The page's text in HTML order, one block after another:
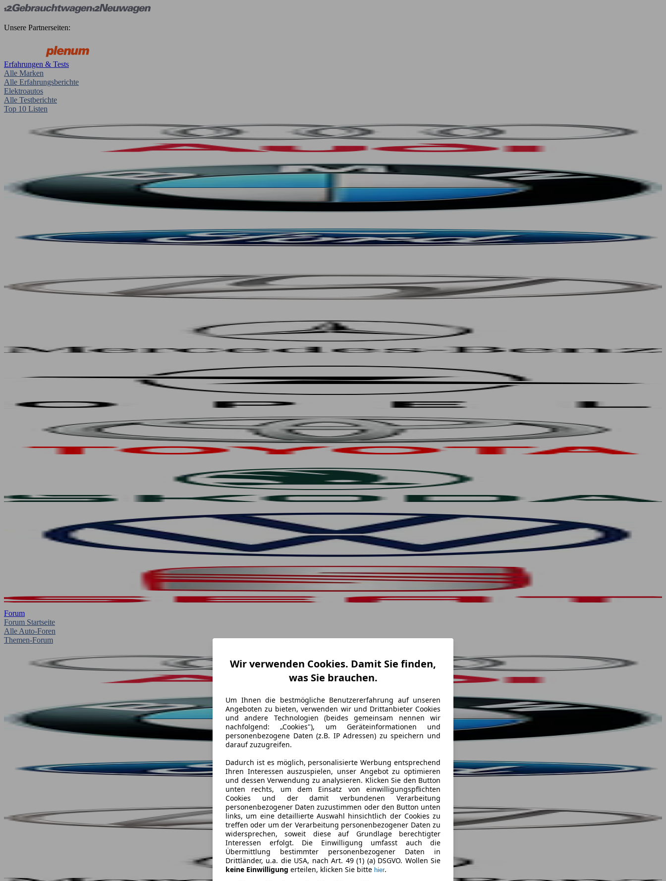
Unsere Partnerseiten:
Erfahrungen & Tests
Alle Marken
Alle Erfahrungsberichte
Elektroautos
Alle Testberichte
Top 10 Listen
Forum
Forum Startseite
Alle Auto-Foren
Themen-Forum
Wir verwenden Cookies. Damit Sie finden,
was Sie brauchen.
Um Ihnen die bestmögliche Benutzererfahrung auf unseren
Angeboten zu bieten, verwenden wir und Drittanbieter Cookies
und andere Technologien (beides gemeinsam nennen wir
nachfolgend: „Cookies"), um Geräteinformationen und
personenbezogene Daten (z.B. IP Adressen) zu speichern und
darauf zuzugreifen.
Dadurch ist es möglich, personalisierte Werbung entsprechend
Ihren Interessen auszuspielen, unser Angebot zu optimieren
und dessen Verwendung zu analysieren. Klicken Sie den Button
unten rechts, um dem Einsatz von einwilligungspflichten
Cookies und der damit verbundenen Verarbeitung
personenbezogener Daten zuzustimmen oder den Button unten
links, um eine detaillierte Auswahl hinsichtlich der Cookies zu
treffen oder um der Verarbeitung personenbezogener Daten zu
widersprechen, soweit diese auf Grundlage berechtigter
Interessen erfolgt. Die Einwilligung umfasst auch die
Übermittlung bestimmter personenbezogener Daten in
Drittländer, u.a. die USA, nach Art. 49 (1) (a) DSGVO. Wollen Sie
keine Einwilligung erteilen, klicken Sie bitte hier.